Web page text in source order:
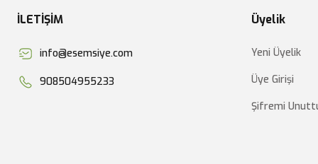
İLETİŞİM
info@esemsiye.com
908504955233
Üyelik
Yeni Üyelik
Üye Girişi
Şifremi